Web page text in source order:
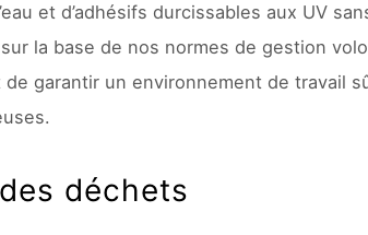
et d’adhésifs durcissables aux UV
la base de nos normes de gestion
garantir un environnement de travail
déchets